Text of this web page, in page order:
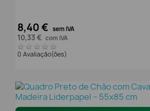
8,40 € sem IVA
10,33 € com IVA
0 Avaliação(ões)